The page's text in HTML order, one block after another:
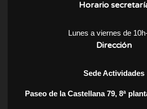
Horario
Lunes a viernes de
Dirección
Sede Actividades
Paseo de la Castellana 79, 8ª